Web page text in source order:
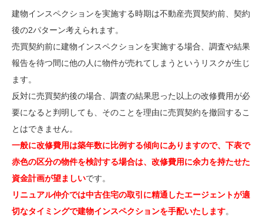
建物インスペクションを実施する時期は不動産売買契約前、契約
後の2パターン考えられます。
売買契約前に建物インスペクションを実施する場合、調査や結果
報告を待つ間に他の人に物件が売れてしまうというリスクが生じ
ます。
反対に売買契約後の場合、調査の結果思った以上の改修費用が必
要になると判明しても、そのことを理由に売買契約を撤回するこ
とはできません。
一般に改修費用は築年数に比例する傾向にありますので、下表で
赤色の区分の物件を検討する場合は、改修費用に余力を持たせた
資金計画が望ましいです。
リニュアル仲介では中古住宅の取引に精通したエージェントが適
切なタイミングで建物インスペクションを手配いたします。